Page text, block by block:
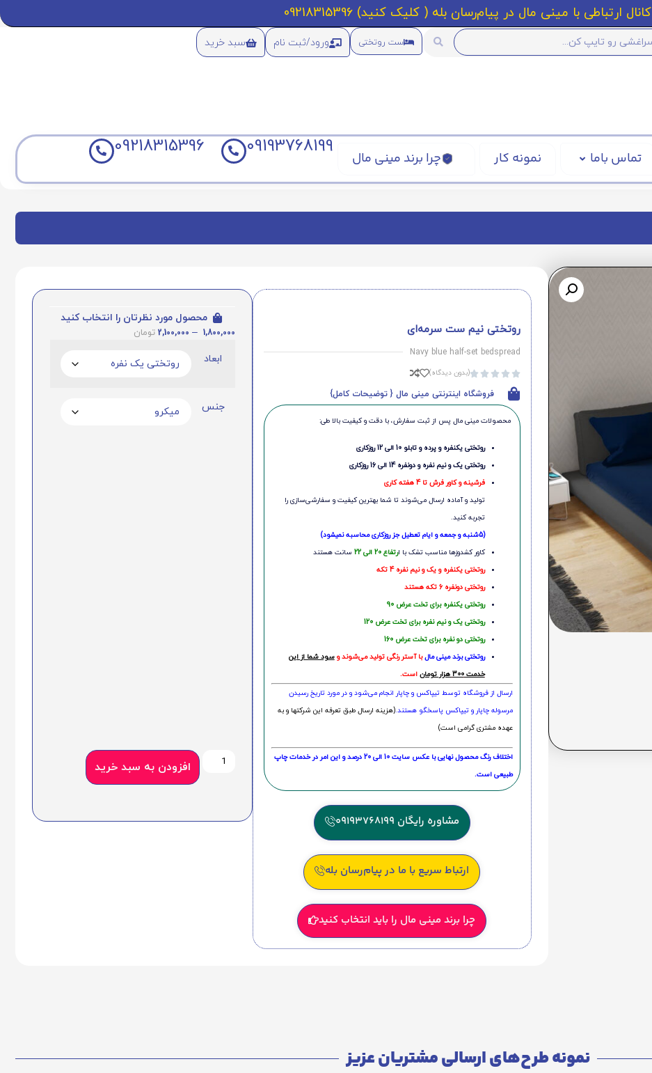
کانال ارتباطی با مینی مال در پیام‌رسان بله ( کلیک کنید) 09218315396
ست روتختی ورود/ثبت نام سبد خرید
تماس باما نمونه کار چرا برند مینی مال
09193768199
09218315396
روتختی نیم ست سرمه‌ای
Navy blue half-set bedspread




(بدون دیدگاه)
فروشگاه اینترنتی مینی مال { توضیحات کامل}
محصولات مینی‌ مال پس از ثبت سفارش، با دقت و کیفیت بالا طی:
روتختی یکنفره و پرده و تابلو 10 الی 12 روزکاری
روتختی یک و نیم نفره و دونفره 14 الی 16 روزکاری
فرشینه و کاور فرش تا 4 هفته کاری
تولید و آماده ارسال می‌شوند تا شما بهترین کیفیت و سفارشی‌سازی را
تجربه کنید.
(5شنبه و جمعه و ایام تعطیل جز روزکاری محاسبه نمیشود)
کاور کشدوزها مناسب تشک با ارتفاع 20 الی 22
سانت هستند
روتختی یکنفره و یک و نیم نفره 4 تکه
روتختی دونفره 6 تکه هستند
روتختی یکنفره برای تخت عرض 90
روتختی یک و نیم نفره برای تخت عرض 120
روتختی دو نفره برای تخت عرض 160
روتختی‌ برند مینی مالبا آستر رنگی تولید می‌شوند وسود شما از این
خدمت 300 هزار تومان
است.
ارسال از فروشگاه توسط تیپاکس و چاپار انجام می‌شود و در مورد تاریخ رسیدن
مرسوله چاپار و تیپاکس پاسخگو هستند.(هزینه ارسال طبق تعرفه این شرکتها و به
عهده مشتری گرامی است)
اختلاف رنگ محصول نهایی با عکس سایت 10 الی 20 درصد و این امر در خدمات چاپ
طبیعی است.
مشاوره رایگان 09193768199
ارتباط سریع با ما در پیام‌رسان بله
چرا برند مینی مال را باید انتخاب کنید
محصول مورد نظرتان را انتخاب کنید
1,800,000
–
2,100,000 تومان
ابعاد
جنس
افزودن به سبد خرید
نمونه طرح‌های ارسالی مشتریان عزیز